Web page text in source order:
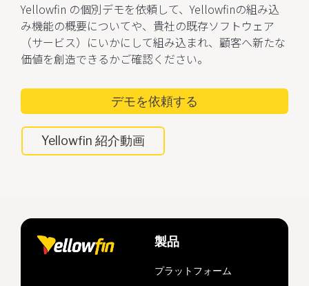
Yellowfin の個別デモを依頼して、Yellowfinの組み込
み機能の概要についてや、貴社の既存ソフトウェア
（サービス）にいかにして組み込まれ、 顧客へ新たな
価値を創造できるかご確認ください。
デモを依頼する
Yellowfin 紹介動画
製品
プラットフォーム